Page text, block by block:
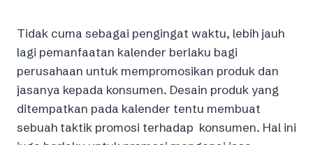
Tidak cuma sebagai pengingat waktu, lebih jauh
lagi pemanfaatan kalender berlaku bagi
perusahaan untuk mempromosikan produk dan
jasanya kepada konsumen. Desain produk yang
ditempatkan pada kalender tentu membuat
sebuah taktik promosi terhadap konsumen. Hal ini